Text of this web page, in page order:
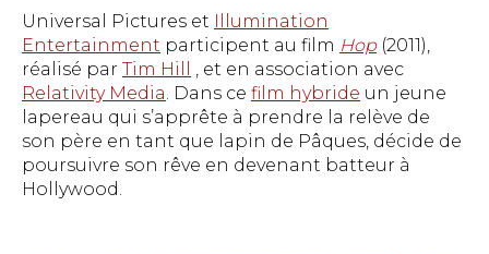
Universal Pictures et Illumination
Entertainment participent au film Hop(2011),
réalisé par Tim Hill
, et en association avec
Relativity Media. Dans ce film hybride un jeune
lapereau qui s’apprête à prendre la relève de
son père en tant que lapin de Pâques, décide de
poursuivre son rêve en devenant batteur à
Hollywood.